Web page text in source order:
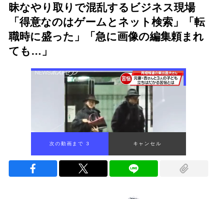
昧なやり取りで混乱するビジネス現場
「得意なのはゲームとネット検索」「転
職時に盛った」「急に画像の編集頼まれ
ても…」
次の動画まで 1 キャンセル